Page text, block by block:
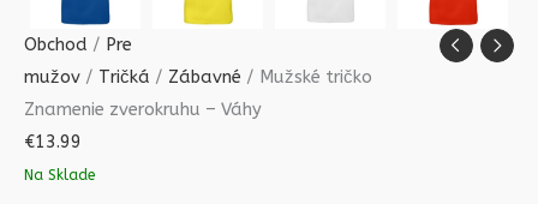
Obchod / Pre
mužov / Tričká / Zábavné / Mužské tričko
Znamenie zverokruhu – Váhy
€13.99
Na Sklade